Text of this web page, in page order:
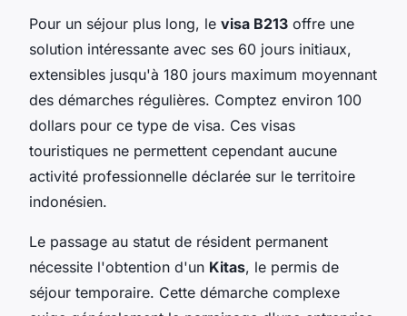
Pour un séjour plus long, le visa B213 offre une
solution intéressante avec ses 60 jours initiaux,
extensibles jusqu'à 180 jours maximum moyennant
des démarches régulières. Comptez environ 100
dollars pour ce type de visa. Ces visas
touristiques ne permettent cependant aucune
activité professionnelle déclarée sur le territoire
indonésien.
Le passage au statut de résident permanent
nécessite l'obtention d'un Kitas, le permis de
séjour temporaire. Cette démarche complexe